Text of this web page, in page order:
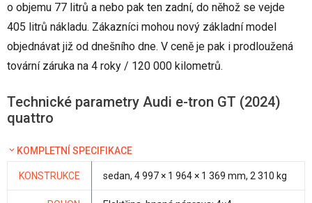
o objemu 77 litrů a nebo pak ten zadní, do něhož se vejde
405 litrů nákladu. Zákazníci mohou nový základní model
objednávat již od dnešního dne. V ceně je pak i prodloužená
tovární záruka na 4 roky / 120 000 kilometrů.
Technické parametry Audi e-tron GT (2024)
quattro
KOMPLETNÍ SPECIFIKACE
KONSTRUKCE sedan, 4 997 × 1 964 × 1 369 mm, 2 310 kg